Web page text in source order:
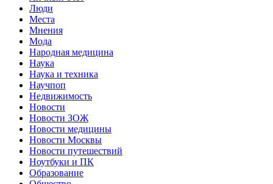
Люди
Места
Мнения
Мода
Народная медицина
Наука
Наука и техника
Научпоп
Недвижимость
Новости
Новости ЗОЖ
Новости медицины
Новости Москвы
Новости путешествий
Ноутбуки и ПК
Образование